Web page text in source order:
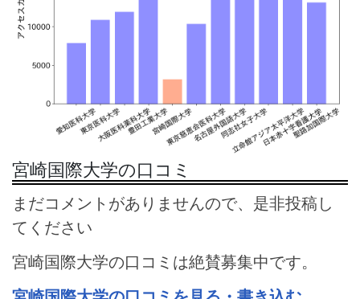
宮崎国際大学の口コミ
まだコメントがありませんので、是非投稿し
てください
宮崎国際大学の口コミは絶賛募集中です。